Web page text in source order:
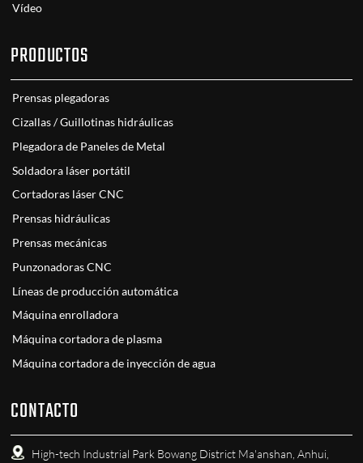
Vídeo
PRODUCTOS
Prensas plegadoras
Cizallas / Guillotinas hidráulicas
Plegadora de Paneles de Metal
Soldadora láser portátil
Cortadoras láser CNC
Prensas hidráulicas
Prensas mecánicas
Punzonadoras CNC
Líneas de producción automática
Máquina enrolladora
Máquina cortadora de plasma
Máquina cortadora de inyección de agua
CONTACTO
High-tech Industrial Park Bowang District Ma'anshan, Anhui,